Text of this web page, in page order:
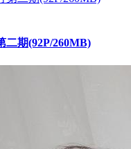
二期(92P/260MB)